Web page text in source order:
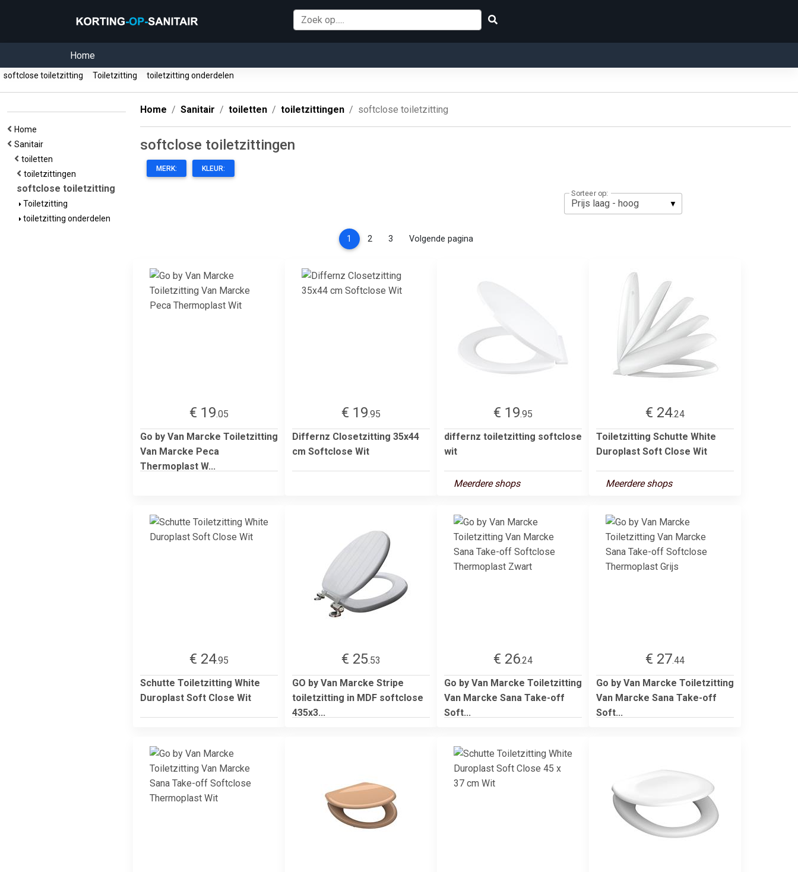
Home
softclose toiletzitting Toiletzitting toiletzitting onderdelen
Home
Sanitair
toiletten
toiletzittingen
softclose toiletzitting
Toiletzitting
toiletzitting onderdelen
Home Sanitair toiletten toiletzittingen softclose toiletzitting
softclose toiletzittingen
MERK: KLEUR:
Sorteer op:
1 (current)
2 3 Volgende pagina
€ 19.05
Go by Van Marcke Toiletzitting
Van Marcke Peca
Thermoplast W...
€ 19.95
Differnz Closetzitting 35x44
cm Softclose Wit
€ 19.95
differnz toiletzitting softclose
wit
Meerdere shops
€ 24.24
Toiletzitting Schutte White
Duroplast Soft Close Wit
Meerdere shops
€ 24.95
Schutte Toiletzitting White
Duroplast Soft Close Wit
€ 25.53
GO by Van Marcke Stripe
toiletzitting in MDF softclose
435x3...
€ 26.24
Go by Van Marcke Toiletzitting
Van Marcke Sana Take-off
Soft...
€ 27.44
Go by Van Marcke Toiletzitting
Van Marcke Sana Take-off
Soft...